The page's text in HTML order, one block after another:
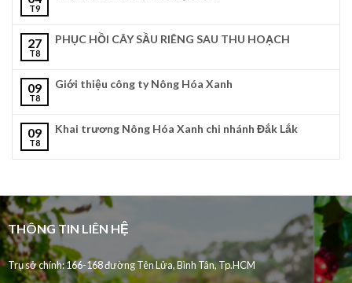
T9
27
T8
PHỤC HỒI CÂY SẦU RIÊNG SAU THU HOẠCH
09
T8
Giới thiệu công ty Nông Hóa Xanh
09
T8
Khai trương Nông Hóa Xanh chi nhánh Đắk Lắk
THÔNG TIN LIÊN HỆ
Trụ sở chính: 166-168 đường Tên Lửa, Bình Tân, Tp.HCM